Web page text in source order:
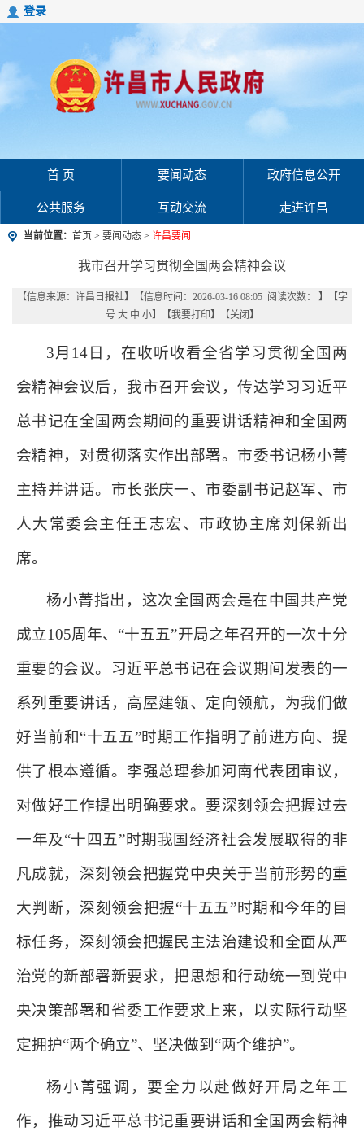
登录
首 页 要闻动态 政府信息公开
公共服务 互动交流 走进许昌
当前位置： 首页 > 要闻动态 > 许昌要闻
我市召开学习贯彻全国两会精神会议
【信息来源： 许昌日报社】 【信息时间：2026-03-16 08:05 阅读次数：
】【字
号 大 中 小】【我要打印】【关闭 】
3月14日，在收听收看全省学习贯彻全国两
会精神会议后，我市召开会议，传达学习习近平
总书记在全国两会期间的重要讲话精神和全国两
会精神，对贯彻落实作出部署。市委书记杨小菁
主持并讲话。市长张庆一、市委副书记赵军、市
人大常委会主任王志宏、市政协主席刘保新出
席。
杨小菁指出，这次全国两会是在中国共产党
成立105周年、“十五五”开局之年召开的一次十分
重要的会议。习近平总书记在会议期间发表的一
系列重要讲话，高屋建瓴、定向领航，为我们做
好当前和“十五五”时期工作指明了前进方向、提
供了根本遵循。李强总理参加河南代表团审议，
对做好工作提出明确要求。要深刻领会把握过去
一年及“十四五”时期我国经济社会发展取得的非
凡成就，深刻领会把握党中央关于当前形势的重
大判断，深刻领会把握“十五五”时期和今年的目
标任务，深刻领会把握民主法治建设和全面从严
治党的新部署新要求，把思想和行动统一到党中
央决策部署和省委工作要求上来，以实际行动坚
定拥护“两个确立”、坚决做到“两个维护”。
杨小菁强调，要全力以赴做好开局之年工
作，推动习近平总书记重要讲话和全国两会精神